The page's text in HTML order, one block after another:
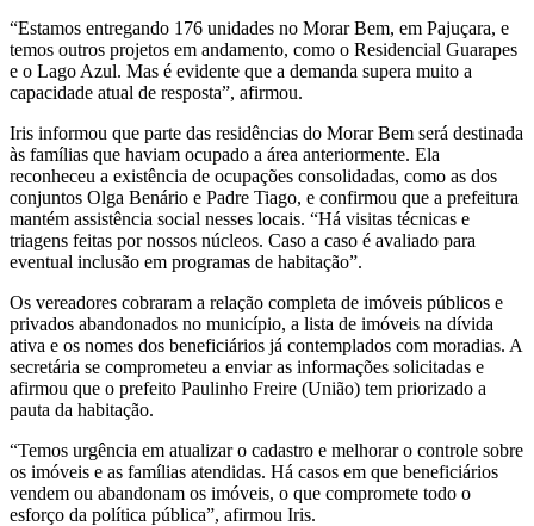
“Estamos entregando 176 unidades no Morar Bem, em Pajuçara, e
temos outros projetos em andamento, como o Residencial Guarapes
e o Lago Azul. Mas é evidente que a demanda supera muito a
capacidade atual de resposta”, afirmou.
Iris informou que parte das residências do Morar Bem será destinada
às famílias que haviam ocupado a área anteriormente. Ela
reconheceu a existência de ocupações consolidadas, como as dos
conjuntos Olga Benário e Padre Tiago, e confirmou que a prefeitura
mantém assistência social nesses locais. “Há visitas técnicas e
triagens feitas por nossos núcleos. Caso a caso é avaliado para
eventual inclusão em programas de habitação”.
Os vereadores cobraram a relação completa de imóveis públicos e
privados abandonados no município, a lista de imóveis na dívida
ativa e os nomes dos beneficiários já contemplados com moradias. A
secretária se comprometeu a enviar as informações solicitadas e
afirmou que o prefeito Paulinho Freire (União) tem priorizado a
pauta da habitação.
“Temos urgência em atualizar o cadastro e melhorar o controle sobre
os imóveis e as famílias atendidas. Há casos em que beneficiários
vendem ou abandonam os imóveis, o que compromete todo o
esforço da política pública”, afirmou Iris.